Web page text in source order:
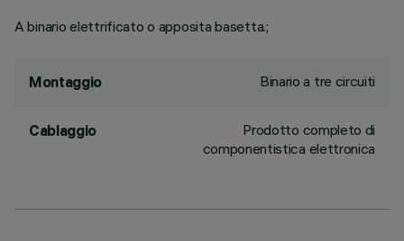
A binario elettrificato o apposita basetta.;
Montaggio Binario a tre circuiti
Cablaggio
Prodotto completo di
componentistica elettronica